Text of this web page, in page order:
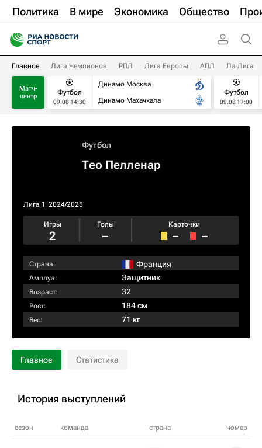
Политика В мире Экономика Общество
Главное Лига Чемпионов РПЛ Лига Европы АПЛ Ла Лига
Матч-
центр
Футбол
09.08 14:30
Динамо Москва
Динамо Махачкала
Футбол
09.08 17:00
Футбол
Тео Пелленар
Лига 1 2024/2025
Игры
2
Голы
–
Карточки
– –
Страна: Франция
Амплуа: Защитник
Возраст: 32
Рост: 184 см
Вес: 71 кг
Главное Статистика
История выступлений
сезон команда страна номер